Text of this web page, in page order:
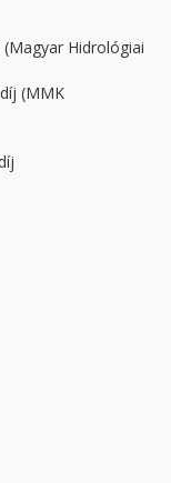
Hidrológiai
(MMK